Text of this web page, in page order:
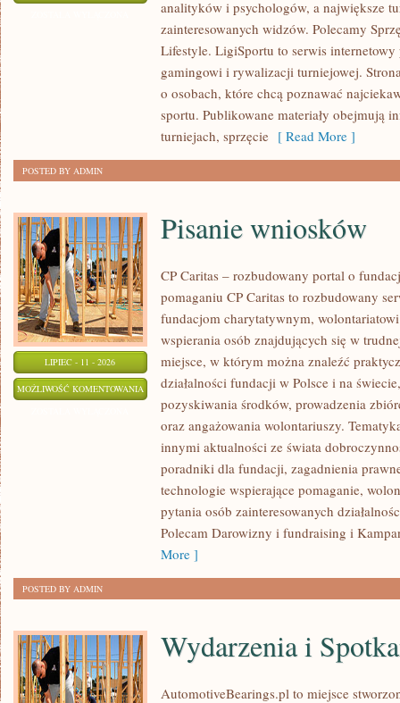
PROGNOZY
analityków i psychologów, a największe
zainteresowanych widzów. Polecamy
Lifestyle. LigiSportu to serwis
gamingowi i rywalizacji turniejowej.
o osobach, które chcą poznawać
sportu. Publikowane materiały obejmują
turniejach, sprzęcie [ Read More ]
POSTED BY ADMIN
LIPIEC - 11 - 2026
MOŻLIWOŚĆ KOMENTOWANIA PISANIE
WNIOSKÓW
Pisanie wniosków
CP Caritas – rozbudowany portal o
pomaganiu CP Caritas to rozbudowany
fundacjom charytatywnym,
wspierania osób znajdujących się w
miejsce, w którym można znaleźć
działalności fundacji w Polsce i na
pozyskiwania środków, prowadzenia
oraz angażowania wolontariuszy.
innymi aktualności ze świata
poradniki dla fundacji, zagadnienia
technologie wspierające pomaganie,
pytania osób zainteresowanych
Polecam Darowizny i fundraising i
More ]
POSTED BY ADMIN
Wydarzenia i
AutomotiveBearings.pl to miejsce